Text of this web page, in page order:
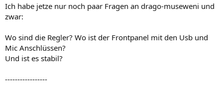
Ich habe jetze nur noch paar Fragen an drago-museweni und
zwar:
Wo sind die Regler? Wo ist der Frontpanel mit den Usb und
Mic Anschlüssen?
Und ist es stabil?
-----------------